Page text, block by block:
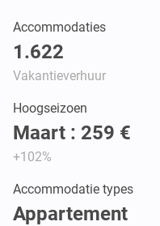
Accommodaties
1.622
Vakantieverhuur
Hoogseizoen
Maart : 259 €
+102%
Accommodatie types
Appartement